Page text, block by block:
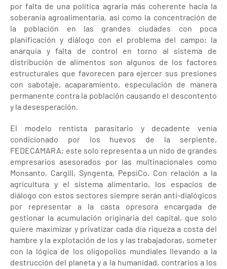
por falta de una política agraria más coherente hacia la
soberanía agroalimentaria, así como la concentración de
la población en las grandes ciudades con poca
planificación y diálogo con el problema del campo; la
anarquía y falta de control en torno al sistema de
distribución de alimentos son algunos de los factores
estructurales que favorecen para ejercer sus presiones
con sabotaje, acaparamiento, especulación de manera
permanente contra la población causando el descontento
y la desesperación.
El modelo rentista parasitario y decadente venía
condicionado por los huevos de la serpiente,
FEDECAMARA; este solo representa a un nido de grandes
empresarios asesorados por las multinacionales como
Monsanto, Cargill, Syngenta, PepsiCo. Con relación a la
agricultura y el sistema alimentario, los espacios de
diálogo con estos sectores siempre serán anti-dialógicos
por representar a la casta opresora encargada de
gestionar la acumulación originaria del capital, que solo
quiere maximizar y privatizar cada día riqueza a costa del
hambre y la explotación de los y las trabajadoras, someter
con la lógica de los oligopolios mundiales llevando a la
destrucción del planeta y a la humanidad, contrarios a los